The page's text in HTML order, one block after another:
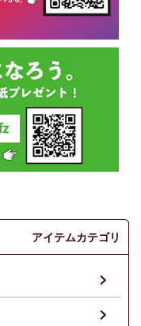
アイテムカテゴリ